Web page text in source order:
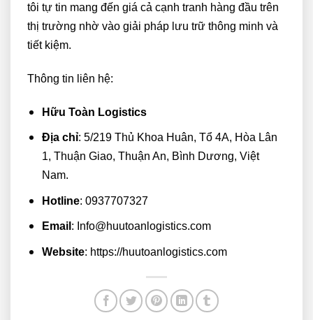
tôi tự tin mang đến giá cả cạnh tranh hàng đầu trên
thị trường nhờ vào giải pháp lưu trữ thông minh và
tiết kiệm.
Thông tin liên hệ:
Hữu Toàn Logistics
Địa chỉ: 5/219 Thủ Khoa Huân, Tổ 4A, Hòa Lân
1, Thuận Giao, Thuận An, Bình Dương, Việt
Nam.
Hotline: 0937707327
Email : Info@huutoanlogistics.com
Website: https://huutoanlogistics.com